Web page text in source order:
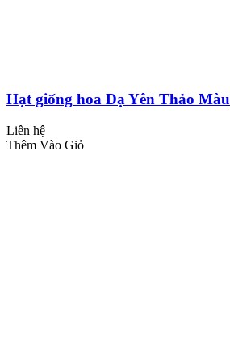
Hạt giống hoa Dạ Yên Thảo Màu
Liên hệ
Thêm Vào Giỏ